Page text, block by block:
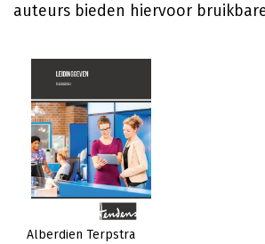
auteurs bieden hiervoor
Alberdien Terpstra